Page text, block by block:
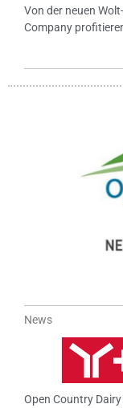
Von der neuen
Company
News
Open Country